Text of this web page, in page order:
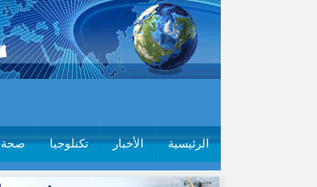
الرئيسية الأخبار تكنلوجيا صحة